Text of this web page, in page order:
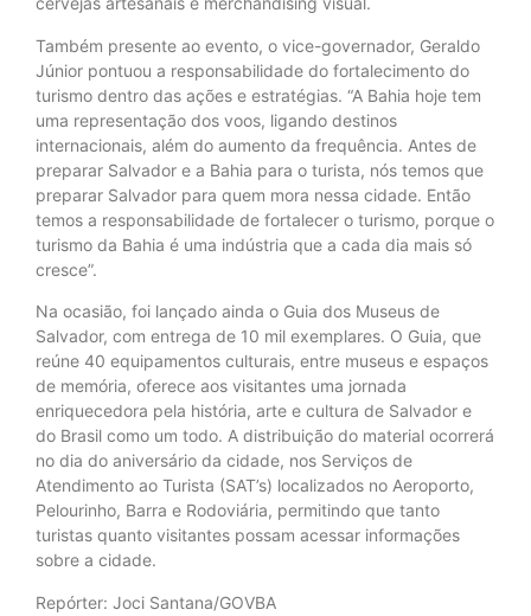
Também presente ao evento, o vice-governador, Geraldo
Júnior pontuou a responsabilidade do fortalecimento do
turismo dentro das ações e estratégias. “A Bahia hoje tem
uma representação dos voos, ligando destinos
internacionais, além do aumento da frequência. Antes de
preparar Salvador e a Bahia para o turista, nós temos que
preparar Salvador para quem mora nessa cidade. Então
temos a responsabilidade de fortalecer o turismo, porque o
turismo da Bahia é uma indústria que a cada dia mais só
cresce”.
Na ocasião, foi lançado ainda o Guia dos Museus de
Salvador, com entrega de 10 mil exemplares. O Guia, que
reúne 40 equipamentos culturais, entre museus e espaços
de memória, oferece aos visitantes uma jornada
enriquecedora pela história, arte e cultura de Salvador e
do Brasil como um todo. A distribuição do material ocorrerá
no dia do aniversário da cidade, nos Serviços de
Atendimento ao Turista (SAT’s) localizados no Aeroporto,
Pelourinho, Barra e Rodoviária, permitindo que tanto
turistas quanto visitantes possam acessar informações
sobre a cidade.
Repórter: Joci Santana/GOVBA